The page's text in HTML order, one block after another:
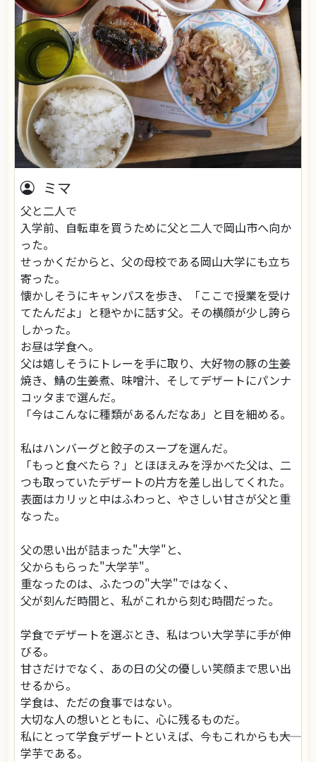
ミマ
父と二人で
入学前、自転車を買うために父と二人で岡山市へ向か
った。
せっかくだからと、父の母校である岡山大学にも立ち
寄った。
懐かしそうにキャンパスを歩き、「ここで授業を受け
てたんだよ」と穏やかに話す父。その横顔が少し誇ら
しかった。
お昼は学食へ。
父は嬉しそうにトレーを手に取り、大好物の豚の生姜
焼き、鯖の生姜煮、味噌汁、そしてデザートにパンナ
コッタまで選んだ。
「今はこんなに種類があるんだなあ」と目を細める。
私はハンバーグと餃子のスープを選んだ。
「もっと食べたら？」とほほえみを浮かべた父は、二
つも取っていたデザートの片方を差し出してくれた。
表面はカリッと中はふわっと、やさしい甘さが父と重
なった。
父の思い出が詰まった"大学"と、
父からもらった"大学芋"。
重なったのは、ふたつの"大学"ではなく、
父が刻んだ時間と、私がこれから刻む時間だった。
学食でデザートを選ぶとき、私はつい大学芋に手が伸
びる。
甘さだけでなく、あの日の父の優しい笑顔まで思い出
せるから。
学食は、ただの食事ではない。
大切な人の想いとともに、心に残るものだ。
私にとって学食デザートといえば、今もこれからも――大
学芋である。